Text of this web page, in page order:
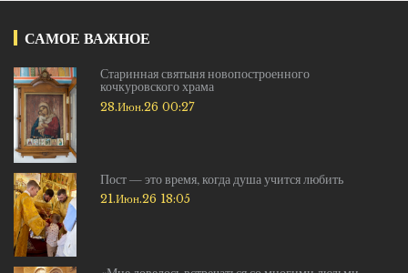
САМОЕ ВАЖНОЕ
Старинная святыня новопостроенного
кочкуровского храма
28.Июн.26 00:27
Пост — это время, когда душа учится любить
21.Июн.26 18:05